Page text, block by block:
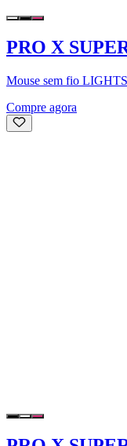
PRO X
Mouse sem fio
Compre agora